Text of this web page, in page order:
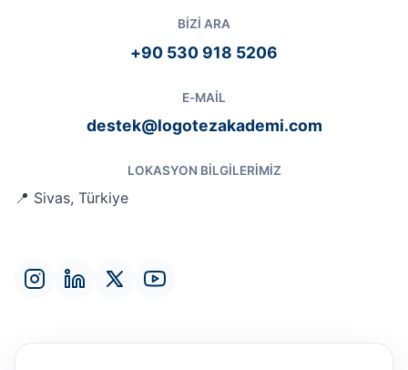
BIZI ARA
+90 530 918 5206
E-MAIL
destek@logotezakademi.com
LOKASYON BILGILERIMIZ
📍 Sivas, Türkiye